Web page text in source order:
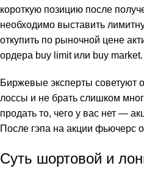
короткую позицию после
необходимо выставить
откупить по рыночной цене
ордера buy limit или buy market.
Биржевые эксперты советуют
лоссы и не брать слишком
продать то, чего у вас нет ―
После гэпа на акции фьючерс
Суть шортовой и